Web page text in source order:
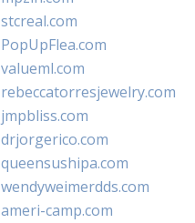
stcreal.com
PopUpFlea.com
valueml.com
rebeccatorresjewelry.com
jmpbliss.com
drjorgerico.com
queensushipa.com
wendyweimerdds.com
ameri-camp.com